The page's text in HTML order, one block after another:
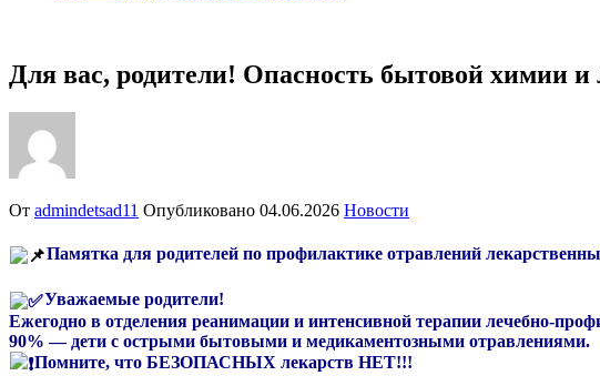
Для вас, родители! Опасность бытовой химии и
От admindetsad11 Опубликовано 04.06.2026 Новости
Памятка для родителей по профилактике отравлений
Уважаемые родители!
Ежегодно в отделения реанимации и интенсивной терапии лечебно-
90% — дети с острыми бытовыми и медикаментозными отравлениями.
Помните, что БЕЗОПАСНЫХ лекарств НЕТ!!!